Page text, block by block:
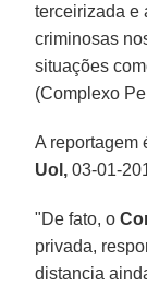
terceirizada e
criminosas
situações
(Complexo
A reportagem
Uol, 03-01-
"De fato, o
privada,
distancia